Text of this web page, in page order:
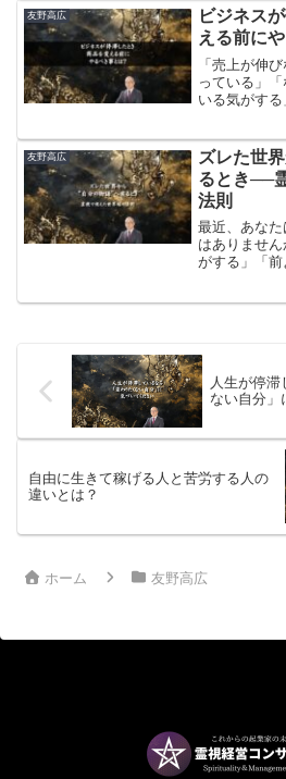
ことがあり
関するトラ
インである
友野高広
ビジネス
える前に
「売上が伸
っている」
いる気がする
こう考えま
ダメなのか
えた方がい
かります。
友野高広
ズレた世
るとき──
法則
最近、あなた
はありませ
がする」「前
人生が停滞
ない自分」
​自由に生きて稼げる人と苦労する人の
違いとは？
ホーム 友野高広